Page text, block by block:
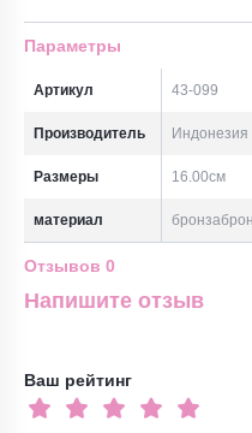
Параметры
Артикул 43-099
Производитель Индонезия
Размеры 16.00см
материал
Отзывов 0
Напишите отзыв
Ваш рейтинг